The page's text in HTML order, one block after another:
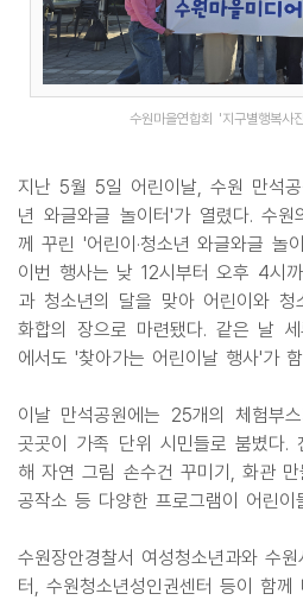
수원마을연합회 '지구별행복사
지난 5월 5일 어린이날, 수원 만석
년 와글와글 놀이터'가 열렸다. 수원
께 꾸린 '어린이·청소년 와글와글 놀
이번 행사는 낮 12시부터 오후 4시
과 청소년의 달을 맞아 어린이와
화합의 장으로 마련됐다. 같은 날
에서도 '찾아가는 어린이날 행사'가
이날 만석공원에는 25개의 체험부
곳곳이 가족 단위 시민들로 붐볐다.
해 자연 그림 손수건 꾸미기, 화관
공작소 등 다양한 프로그램이 어린이
수원장안경찰서 여성청소년과와 수
터, 수원청소년성인권센터 등이 함께